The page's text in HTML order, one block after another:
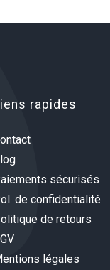
rapides
sécurisés
de confidentialité
de retours
légales